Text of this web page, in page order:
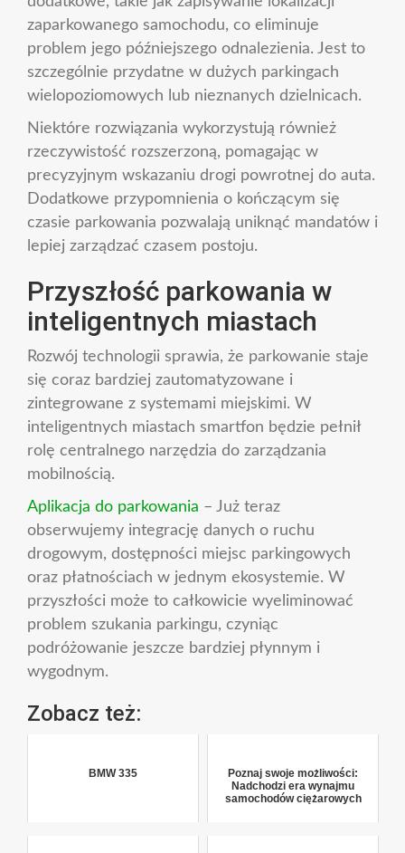
zaparkowanego samochodu, co eliminuje
problem jego późniejszego odnalezienia. Jest to
szczególnie przydatne w dużych parkingach
wielopoziomowych lub nieznanych dzielnicach.
Niektóre rozwiązania wykorzystują również
rzeczywistość rozszerzoną, pomagając w
precyzyjnym wskazaniu drogi powrotnej do auta.
Dodatkowe przypomnienia o kończącym się
czasie parkowania pozwalają uniknąć mandatów i
lepiej zarządzać czasem postoju.
Przyszłość parkowania w
inteligentnych miastach
Rozwój technologii sprawia, że parkowanie staje
się coraz bardziej zautomatyzowane i
zintegrowane z systemami miejskimi. W
inteligentnych miastach smartfon będzie pełnił
rolę centralnego narzędzia do zarządzania
mobilnością.
Aplikacja do parkowania – Już teraz
obserwujemy integrację danych o ruchu
drogowym, dostępności miejsc parkingowych
oraz płatnościach w jednym ekosystemie. W
przyszłości może to całkowicie wyeliminować
problem szukania parkingu, czyniąc
podróżowanie jeszcze bardziej płynnym i
wygodnym.
Zobacz też:
BMW 335
Poznaj swoje możliwości:
Nadchodzi era wynajmu
samochodów ciężarowych